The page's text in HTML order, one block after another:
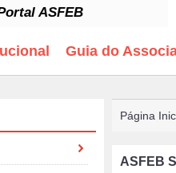
ASFEB
Guia do
Página
ASFEB